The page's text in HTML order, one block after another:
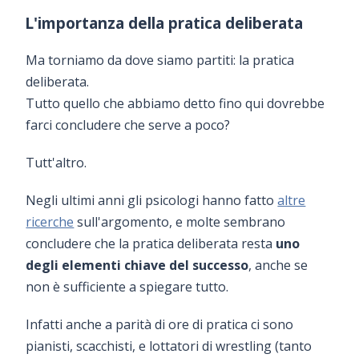
L'importanza della pratica deliberata
Ma torniamo da dove siamo partiti: la pratica
deliberata.
Tutto quello che abbiamo detto fino qui dovrebbe
farci concludere che serve a poco?
Tutt'altro.
Negli ultimi anni gli psicologi hanno fattoaltre
ricerche sull'argomento, e molte sembrano
concludere che la pratica deliberata resta uno
degli elementi chiave del successo, anche se
non è sufficiente a spiegare tutto.
Infatti anche a parità di ore di pratica ci sono
pianisti, scacchisti, e lottatori di wrestling (tanto